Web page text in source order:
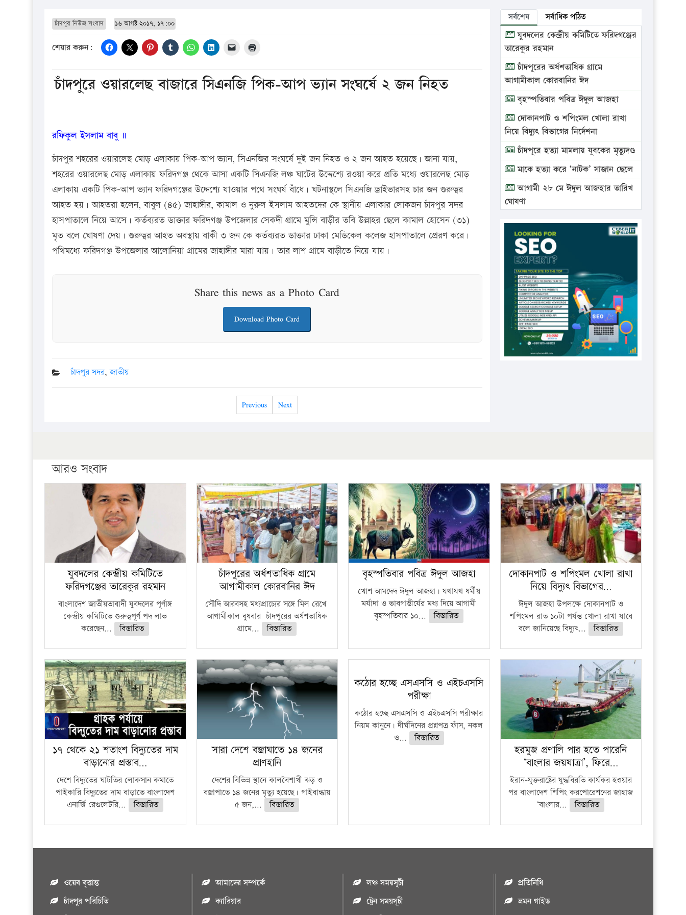
চাঁদপুর নিউজ সংবাদ ১৬ আগষ্ট ২০১৭, ১৭:০০
শেয়ার করুন:
চাঁদপুরে ওয়ারলেছ বাজারে সিএনজি পিক-আপ ভ্যান সংঘর্ষে ২ জন নিহত
রফিকুল ইসলাম বাবু ॥
চাঁদপুর শহরের ওয়ারলেছ মোড় এলাকায় পিক-আপ ভ্যান, সিএনজির সংঘর্ষে দুই জন নিহত ও ২ জন আহত হয়েছে। জানা যায়,
শহরের ওয়ারলেছ মোড় এলাকায় ফরিদগঞ্জ থেকে আসা একটি সিএনজি লঞ্চ ঘাটের উদ্দেশ্যে রওয়া করে প্রতি মধ্যে ওয়ারলেছ মোড়
এলাকায় একটি পিক-আপ ভ্যান ফরিদগঞ্জের উদ্দেশ্যে যাওয়ার পথে সংঘর্ষ বাঁধে। ঘটনাস্থলে সিএনজি ড্রাইভারসহ চার জন গুরুত্বর
আহত হয়। আহতরা হলেন, বাবুল (৪৫) জাহাঙ্গীর, কামাল ও নুরুল ইসলাম আহতদের কে স্থানীয় এলাকার লোকজন চাঁদপুর সদর
হাসপাতালে নিয়ে আসে। কর্তব্যরত ডাক্তার ফরিদগঞ্জ উপজেলার সেকদী গ্রামে মুন্সি বাড়ীর তবি উল্লাহর ছেলে কামাল হোসেন (৩১)
মৃত বলে ঘোষণা দেয়। গুরুত্বর আহত অবস্থায় বাকী ৩ জন কে কর্তব্যরত ডাক্তার ঢাকা মেডিকেল কলেজ হাসপাতালে প্রেরণ করে।
পথিমধ্যে ফরিদগঞ্জ উপজেলার আলোনিয়া গ্রামের জাহাঙ্গীর মারা যায়। তার লাশ গ্রামে বাড়ীতে নিয়ে যায়।
Share this news as a Photo Card
Download Photo Card
চাঁদপুর সদর,জাতীয়
Previous Next
সর্বশেষ সর্বাধিক পঠিত
যুবদলের কেন্দ্রীয় কমিটিতে ফরিদগঞ্জের
তারেকুর রহমান
চাঁদপুরের অর্ধশতাধিক গ্রামে
আগামীকাল কোরবানির ঈদ
বৃহস্পতিবার পবিত্র ঈদুল আজহা
দোকানপাট ও শপিংমল খোলা রাখা
নিয়ে বিদ্যুৎ বিভাগের নির্দেশনা
চাঁদপুরে হত্যা মামলায় যুবকের মৃত্যুদণ্ড
মাকে হত্যা করে ‘নাটক’ সাজান ছেলে
আগামী ২৮ মে ঈদুল আজহার তারিখ
ঘোষণা
ভ্রাম্যমাণ আদালতে দুইটি প্রতিষ্ঠানকে
প্রতিষ্ঠানকে ৪০হাজার টাকা জরিমানা।
এবার লঞ্চের ভাড়া বাড়ল
১৭ থেকে ২১ শতাংশ বিদ্যুতের দাম
বাড়ানোর প্রস্তাব পিডিবির
১৬ মে চাঁদপুর ও ২৫ মে ফেনী সফরে
যাবেন প্রধানমন্ত্রী
উচ্চশিক্ষায় গৌরবময় অর্জন: পূর্ণ
স্কলারশিপে যুক্তরাষ্ট্রে পিএইচডি করছেন
আরও সংবাদ
যুবদলের কেন্দ্রীয় কমিটিতে
ফরিদগঞ্জের তারেকুর রহমান
বাংলাদেশ জাতীয়তাবাদী যুবদলের পূর্ণাঙ্গ
কেন্দ্রীয় কমিটিতে গুরুত্বপূর্ণ পদ লাভ
করেছেন...
বিস্তারিত
চাঁদপুরের অর্ধশতাধিক গ্রামে
আগামীকাল কোরবানির ঈদ
সৌদি আরবসহ মধ্যপ্রাচ্যের সঙ্গে মিল রেখে
আগামীকাল বুধবার চাঁদপুরের অর্ধশতাধিক
গ্রামে...
বিস্তারিত
বৃহস্পতিবার পবিত্র ঈদুল আজহা
খোশ আমদেদ ঈদুল আজহা। যথাযথ ধর্মীয়
মর্যাদা ও ভাবগাম্ভীর্যের মধ্য দিয়ে আগামী
বৃহস্পতিবার ১০...
বিস্তারিত
দোকানপাট ও শপিংমল খোলা রাখা
নিয়ে বিদ্যুৎ বিভাগের…
ঈদুল আজহা উপলক্ষে দোকানপাট ও
শপিংমল রাত ১০টা পর্যন্ত খোলা রাখা যাবে
বলে জানিয়েছে বিদ্যুৎ...
বিস্তারিত
১৭ থেকে ২১ শতাংশ বিদ্যুতের দাম
বাড়ানোর প্রস্তাব…
দেশে বিদ্যুতের ঘাটতির লোকসান কমাতে
পাইকারি বিদ্যুতের দাম বাড়াতে বাংলাদেশ
এনার্জি রেগুলেটরি...
বিস্তারিত
সারা দেশে বজ্রাঘাতে ১৪ জনের
প্রাণহানি
দেশের বিভিন্ন স্থানে কালবৈশাখী ঝড় ও
বজ্রাপাতে ১৪ জনের মৃত্যু হয়েছে। গাইবান্ধায়
৫ জন,...
বিস্তারিত
কঠোর হচ্ছে এসএসসি ও এইচএসসি
পরীক্ষা
কঠোর হচ্ছে এসএসসি ও এইচএসসি পরীক্ষার
নিয়ম কানুনে। দীর্ঘদিনের প্রশ্নপত্র ফাঁস, নকল
ও...
বিস্তারিত
হরমুজ প্রণালি পার হতে পারেনি
‘বাংলার জয়যাত্রা’, ফিরে…
ইরান-যুক্তরাষ্ট্রের যুদ্ধবিরতি কার্যকর হওয়ার
পর বাংলাদেশ শিপিং করপোরেশনের জাহাজ
‘বাংলার...
বিস্তারিত
ওয়েব বৃত্তান্ত
চাঁদপুর পরিচিতি
আমাদের সম্পর্কে
ক্যারিয়ার
লঞ্চ সময়সূচী
ট্রেন সময়সূচী
প্রতিনিধি
ভ্রমন গাইড